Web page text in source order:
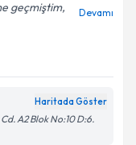
geçmiştim,
Devamı
Haritada Göster
A2 Blok No:10 D:6.